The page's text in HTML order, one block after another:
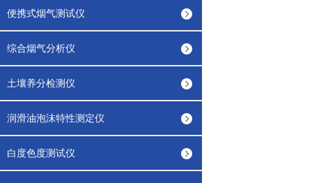
便携式烟气测试仪
综合烟气分析仪
土壤养分检测仪
润滑油泡沫特性测定仪
白度色度测试仪